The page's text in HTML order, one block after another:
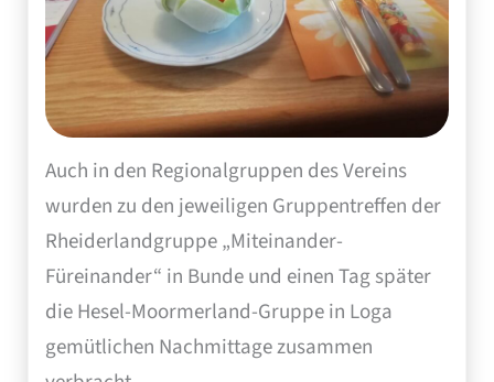
Auch in den Regionalgruppen des Vereins
wurden zu den jeweiligen Gruppentreffen der
Rheiderlandgruppe „Miteinander-
Füreinander“ in Bunde und einen Tag später
die Hesel-Moormerland-Gruppe in Loga
gemütlichen Nachmittage zusammen